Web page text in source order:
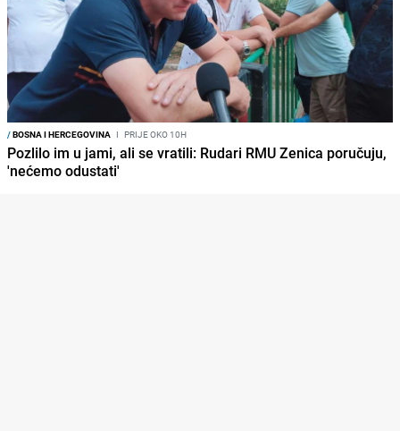
/BOSNA I HERCEGOVINA I PRIJE OKO 10H
Pozlilo im u jami, ali se vratili: Rudari RMU Zenica poručuju,
'nećemo odustati'